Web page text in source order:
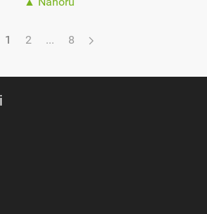
1 2 ... 8